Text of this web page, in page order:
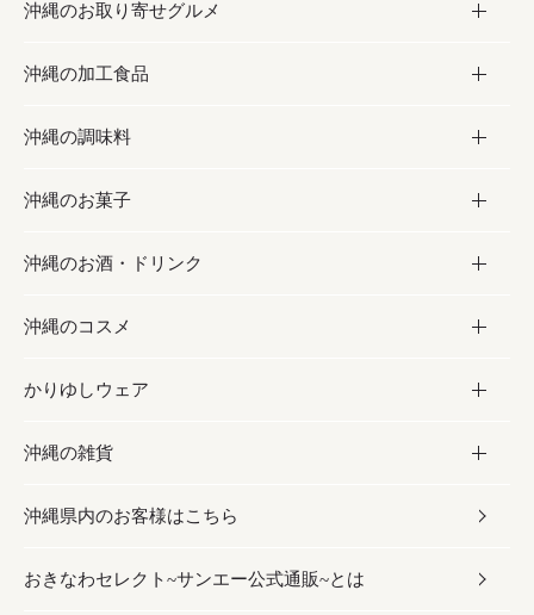
沖縄のお取り寄せグルメ
お取り寄せグルメ
フルーツ・野菜
お肉
海産物
沖縄の加工食品
加工食品
缶詰／パウチ
沖縄料理
沖縄そば／乾麺
レトルト食品
乾物／粉類
沖縄の調味料
調味料
砂糖／黒砂糖
塩
お酢／ドレッシング
しょうゆ
みそ
だし／スパイス／島唐辛子
沖縄のお菓子
お菓子
黒糖
ちんすこう
伝統菓子
スナック
おつまみ
沖縄のお酒・ドリンク
お酒・ドリンク
泡盛
ビール・チューハイ
ワイン・ウィスキー・カクテル
ドリンク
沖縄のコスメ
コスメ
スキンケア
ボディケア
ヘアケア
かりゆしウェア
かりゆしウェア
メンズ
レディース
沖縄の雑貨
雑貨
沖縄ファッション
沖縄県内のお客様はこちら
おきなわセレクト~サンエー公式通販~とは